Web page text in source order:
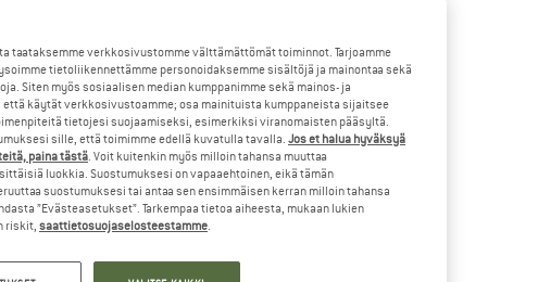
taataksemme verkkosivustomme välttämättömät toiminnot. Tarjoamme
tietoliikennettämme personoidaksemme sisältöjä ja mainontaa sekä
Siten myös sosiaalisen median kumppanimme sekä mainos- ja
käytät verkkosivustoamme; osa mainituista kumppaneista sijaitsee
tietojesi suojaamiseksi, esimerkiksi viranomaisten pääsyltä.
sille, että toimimme edellä kuvatulla tavalla. Jos et halua hyväksyä
paina tästä. Voit kuitenkin myös milloin tahansa muuttaa
luokkia. Suostumuksesi on vapaaehtoinen, eikä tämän
suostumuksesi tai antaa sen ensimmäisen kerran milloin tahansa
”Evästeasetukset”. Tarkempaa tietoa aiheesta, mukaan lukien
riskit, saattietosuojaselosteestamme.